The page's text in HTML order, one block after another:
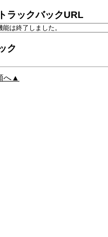
ラックバックURL
ク
へ▲